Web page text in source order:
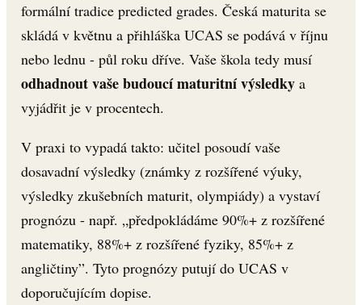
formální tradice predicted grades. Česká maturita se
skládá v květnu a přihláška UCAS se podává v říjnu
nebo lednu - půl roku dříve. Vaše škola tedy musí
odhadnout vaše budoucí maturitní výsledky a
vyjádřit je v procentech.
V praxi to vypadá takto: učitel posoudí vaše
dosavadní výsledky (známky z rozšířené výuky,
výsledky zkušebních maturit, olympiády) a vystaví
prognózu - např. „předpokládáme 90%+ z rozšířené
matematiky, 88%+ z rozšířené fyziky, 85%+ z
angličtiny”. Tyto prognózy putují do UCAS v
doporučujícím dopise.